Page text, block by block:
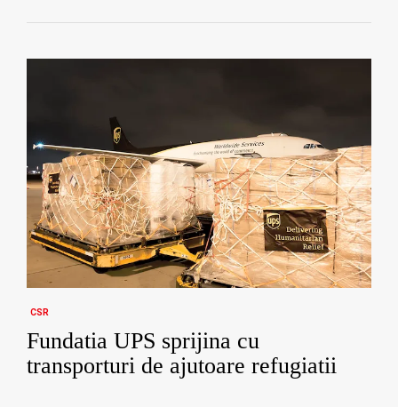
CSR
Fundatia UPS sprijina cu
transporturi de ajutoare refugiatii